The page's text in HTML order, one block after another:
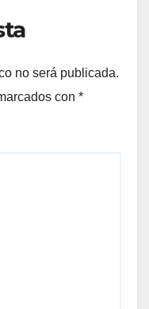
no será publicada.
con *